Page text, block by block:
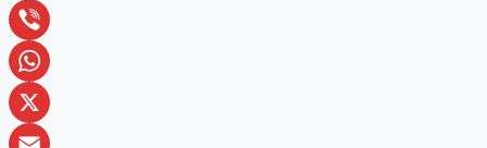
LinkedIn
Viber
WhatsApp
X